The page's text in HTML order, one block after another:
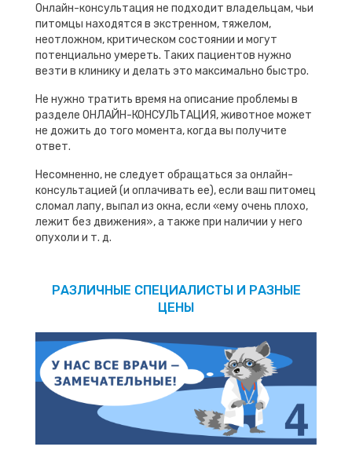
Онлайн-консультация не подходит владельцам, чьи
питомцы находятся в экстренном, тяжелом,
неотложном, критическом состоянии и могут
потенциально умереть. Таких пациентов нужно
везти в клинику и делать это максимально быстро.
Не нужно тратить время на описание проблемы в
разделе ОНЛАЙН-КОНСУЛЬТАЦИЯ, животное может
не дожить до того момента, когда вы получите
ответ.
Несомненно, не следует обращаться за онлайн-
консультацией (и оплачивать ее), если ваш питомец
сломал лапу, выпал из окна, если «ему очень плохо,
лежит без движения», а также при наличии у него
опухоли и т. д.
РАЗЛИЧНЫЕ СПЕЦИАЛИСТЫ И РАЗНЫЕ
ЦЕНЫ